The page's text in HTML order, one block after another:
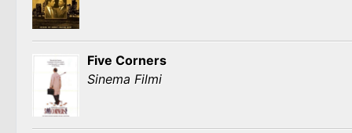
Five Corners
Sinema Filmi